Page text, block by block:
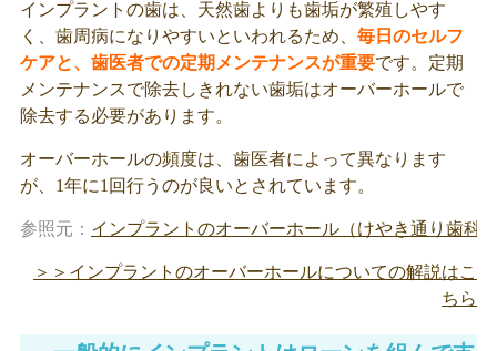
インプラントの歯は、天然歯よりも歯垢が繁殖しやす
く、歯周病になりやすいといわれるため、 毎日のセルフ
ケアと、歯医者での定期メンテナンスが重要です。定期
メンテナンスで除去しきれない歯垢はオーバーホールで
除去する必要があります。
オーバーホールの頻度は、歯医者によって異なります
が、1年に1回行うのが良いとされています。
参照元： インプラントのオーバーホール（けやき通り歯
＞＞インプラントのオーバーホールについての解説はこ
ちら